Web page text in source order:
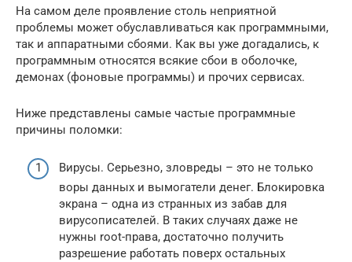
На самом деле проявление столь неприятной
проблемы может обуславливаться как программными,
так и аппаратными сбоями. Как вы уже догадались, к
программным относятся всякие сбои в оболочке,
демонах (фоновые программы) и прочих сервисах.
Ниже представлены самые частые программные
причины поломки:
Вирусы. Серьезно, зловреды – это не только
воры данных и вымогатели денег. Блокировка
экрана – одна из странных из забав для
вирусописателей. В таких случаях даже не
нужны root-права, достаточно получить
разрешение работать поверх остальных